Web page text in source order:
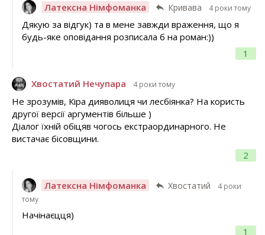
Латексна Німфоманка Кривава 4 роки тому
1
Дякую за відгук) та в мене завжди враження, що я
будь-яке оповідання розписала б на роман:))
Хвостатий Нечупара 4 роки тому
2
Не зрозумів, Кіра дияволиця чи лесбіянка? На користь
другої версії аргументів більше )
Діалог їхній обіцяв чогось екстраординарного. Не
вистачає бісовщини.
Латексна Німфоманка Хвостатий
4 роки
тому
1
Начінаєцця)